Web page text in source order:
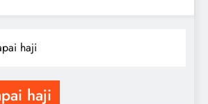
haji
haji